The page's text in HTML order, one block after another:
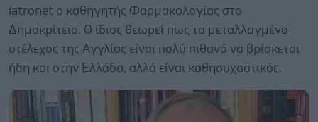
iatronet ο καθηγητής Φαρμακολογίας στο
Δημοκρίτειο. Ο ίδιος θεωρεί πως το μεταλλαγμένο
στέλεχος της Αγγλίας είναι πολύ πιθανό να βρίσκεται
ήδη και στην Ελλάδα, αλλά είναι καθησυχαστικός.